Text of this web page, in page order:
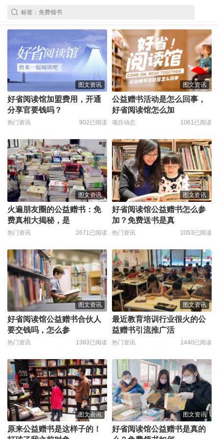
图文资讯
好省阅读馆加盟费用，开通
分享官要钱吗？
热门资讯 902已阅读
图文资讯
公益赠书活动是怎么回事，
好省阅读馆怎么加
项目动态 1061已阅读
图文资讯
火遍朋友圈的公益赠书：免
费真相大揭秘，是
热门资讯 2671已阅读
图文资讯
好省阅读馆公益赠书怎么参
加？免费送书是真
热门资讯 2053已阅读
图文资讯
好省阅读馆公益赠书合伙人
要交钱吗，怎么参
热门资讯 1383已阅读
图文资讯
最近教育培训行业很火的公
益赠书引流推广活
热门资讯 1440已阅读
图文资讯
原来公益赠书是这样子的！
图文资讯
好省阅读馆公益赠书是真的